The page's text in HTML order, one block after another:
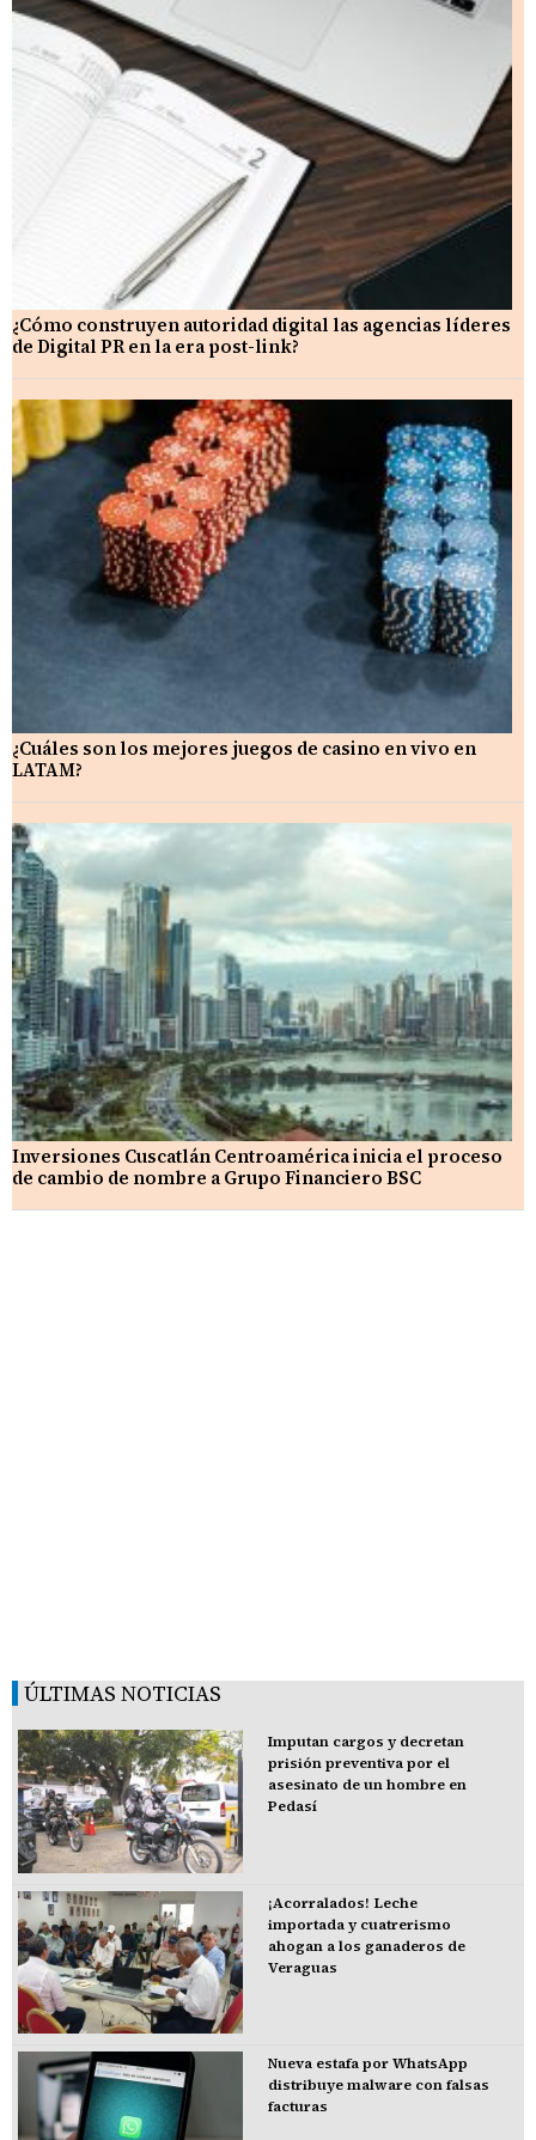
¿Cómo construyen autoridad digital las agencias líderes
de Digital PR en la era post-link?
¿Cuáles son los mejores juegos de casino en vivo en
LATAM?
Inversiones Cuscatlán Centroamérica inicia el proceso
de cambio de nombre a Grupo Financiero BSC
ÚLTIMAS NOTICIAS
Imputan cargos y decretan
prisión preventiva por el
asesinato de un hombre en
Pedasí
¡Acorralados! Leche
importada y cuatrerismo
ahogan a los ganaderos de
Veraguas
Nueva estafa por WhatsApp
distribuye malware con falsas
facturas